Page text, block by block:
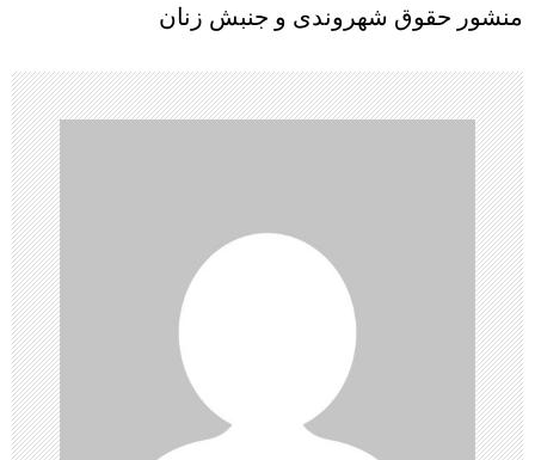
ه
ب
ر
ی
ن
و
ش
ت
منشور حقوق شهروندی و جنبش زنان